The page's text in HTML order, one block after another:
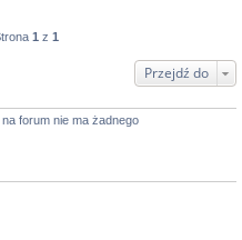
1 z 1
Przejdź do
forum nie ma żadnego